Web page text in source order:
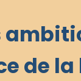
de